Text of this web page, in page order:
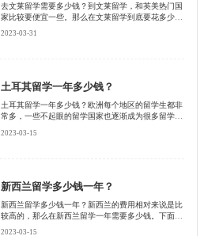
去文莱留学需要多少钱？到文莱留学，和英美热门国
家比较要便宜一些。那么在文莱留学到底要花多少钱
2023-03-31
土耳其留学一年多少钱？
土耳其留学一年多少钱？欧洲每个地区的留学生都非
常多，一些不起眼的留学国家也逐渐成为很多留学的
介绍一下。
2023-03-15
新西兰留学多少钱一年？
新西兰留学多少钱一年？新西兰的费用相对来说是比
较高的，那么在新西兰留学一年需要多少钱。下面启
2023-03-15